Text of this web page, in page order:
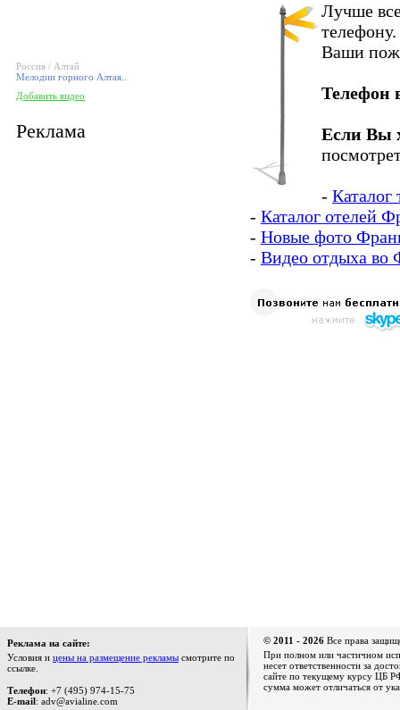
Россия / Алтай
Мелодии горного Алтая..
Добавить видео
Реклама
Лучше
Ваши
Телефон
Если Вы
-
- Каталог отелей
- Новые фото
- Видео отдыха во
Реклама на сайте:
Условия и цены на размещение рекламы смотрите по
ссылке.
Телефон: +7 (495) 974-15-75
E-mail: adv@avialine.com
© 2011 - 2026 Все права
При полном или частичном
несет ответственности за
сайте по текущему курсу ЦБ
сумма может отличаться от